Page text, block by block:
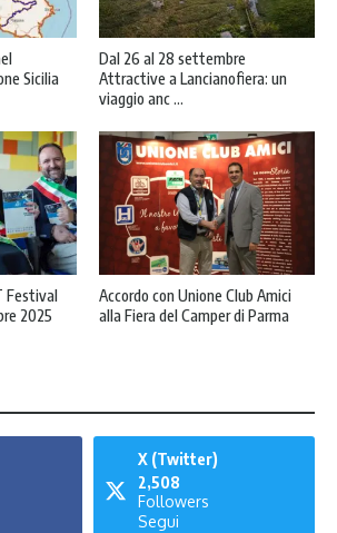
Sicilia
Dal 26 al 28 settembre
Attractive a Lancianofiera: un
viaggio anc ...
Festival
2025
Accordo con Unione Club Amici
alla Fiera del Camper di Parma
X (Twitter)
2,508
Followers
Segui